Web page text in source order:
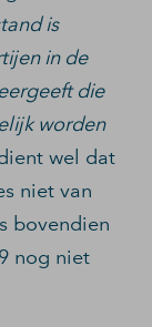
is
in de
die
worden
wel dat
niet van
bovendien
nog niet